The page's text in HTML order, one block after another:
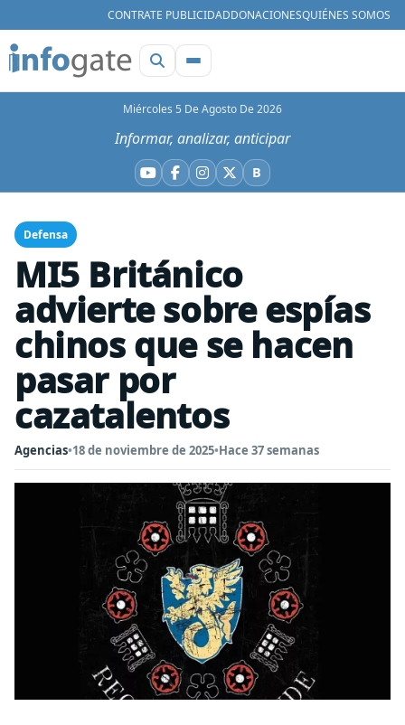
CONTRATE PUBLICIDADDONACIONESQUIÉNES SOMOS
Miércoles 5 De Agosto De 2026
Informar, analizar, anticipar
YouTube
Facebook
Instagram
X BBluesky
Defensa
MI5 Británico
advierte sobre espías
chinos que se hacen
pasar por
cazatalentos
Agencias•18 de noviembre de 2025•Hace 37 semanas